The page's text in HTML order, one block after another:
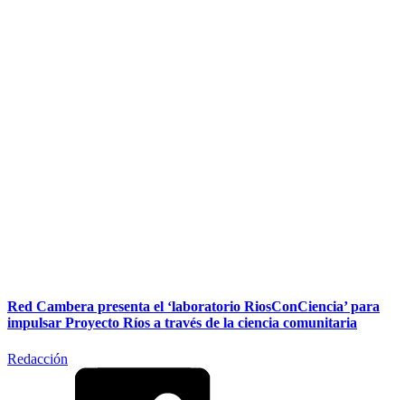
Red Cambera presenta el ‘laboratorio RiosConCiencia’ para
impulsar Proyecto Ríos a través de la ciencia comunitaria
Redacción